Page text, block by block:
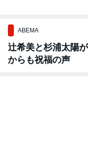
ABEMA
辻希美と杉浦太陽
からも祝福の声